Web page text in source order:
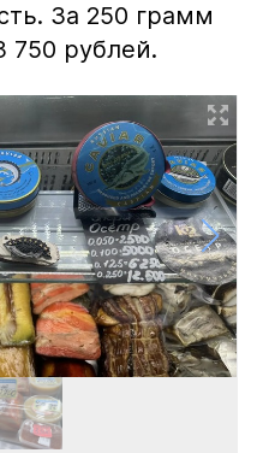
За 250 грамм
750 рублей.